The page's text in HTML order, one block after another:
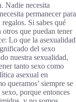
Nadie necesita
permanecer para
Si sabes qué
otros que puedan tener
Lo que la asexualidad
del sexo
nuestra sexualidad,
tanto sexo como
asexual en
queramos’ siempre se
porque entonces